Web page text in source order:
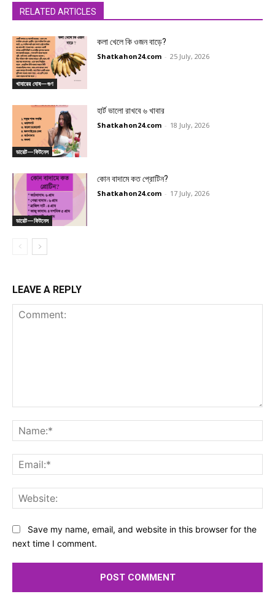
RELATED ARTICLES
খাবারের দোষ—গুণ
কলা খেলে কি ওজন বাড়ে?
Shatkahon24.com - 25 July, 2026
ডায়েট—ফিটনেস
হার্ট ভালো রাখবে ৬ খাবার
Shatkahon24.com - 18 July, 2026
ডায়েট—ফিটনেস
কোন বাদামে কত প্রোটিন?
Shatkahon24.com - 17 July, 2026
LEAVE A REPLY
Save my name, email, and website in this browser for the
next time I comment.